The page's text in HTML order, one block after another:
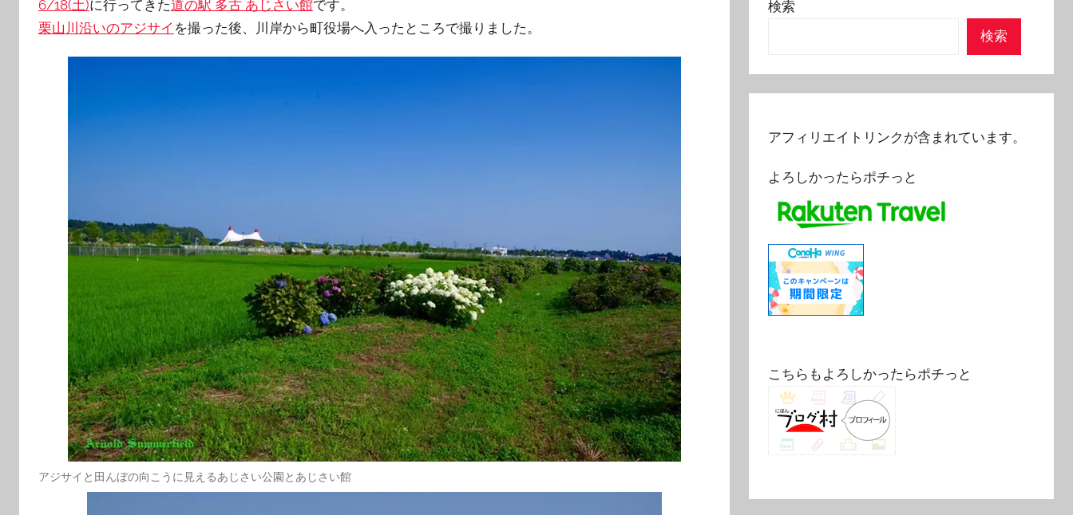
6/18(土)に行ってきた道の駅 多古 あじさい館です。
栗山川沿いのアジサイ を撮った後、川岸から町役場へ入ったところで撮りました。
アジサイと田んぼの向こうに見えるあじさい公園とあじさい館
検索
検索
アフィリエイトリンクが含まれています。
よろしかったらポチっと
こちらもよろしかったらポチっと